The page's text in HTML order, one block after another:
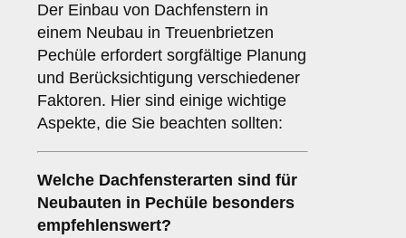
Der Einbau von Dachfenstern in
einem Neubau in Treuenbrietzen
Pechüle erfordert sorgfältige Planung
und Berücksichtigung verschiedener
Faktoren. Hier sind einige wichtige
Aspekte, die Sie beachten sollten:
Welche Dachfensterarten sind für
Neubauten in Pechüle besonders
empfehlenswert?